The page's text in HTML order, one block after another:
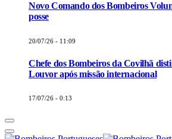
Novo Comando dos Bombeiros
posse
20/07/26 - 11:09
Chefe dos Bombeiros da Covilhã
Louvor após missão internacional
17/07/26 - 0:13